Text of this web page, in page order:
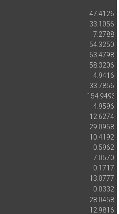
47.4126
33.1056
7.2788
54.3250
63.4798
58.3206
4.9416
33.7856
154.9493
4.9596
12.6274
29.0958
10.4192
0.5962
7.0570
0.1717
13.0777
0.0332
28.0458
12.9816